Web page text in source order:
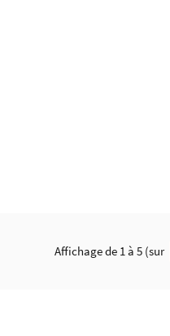
Affichage de 1 à 5 (sur